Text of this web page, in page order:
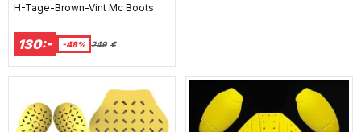
H-Tage-Brown-Vint Mc Boots
130:- -48% 249 €